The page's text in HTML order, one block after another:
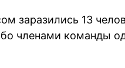
заразились 13
членами команды